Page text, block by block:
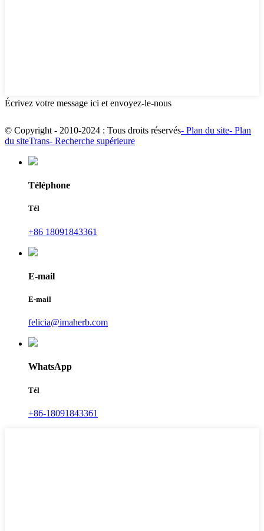
Écrivez votre message ici et envoyez-le-nous
© Copyright - 2010-2024 : Tous droits réservés- Plan du site- Plan
du siteTrans- Recherche supérieure
Téléphone
Tél
+86 18091843361
E-mail
E-mail
felicia@imaherb.com
WhatsApp
Tél
+86-18091843361